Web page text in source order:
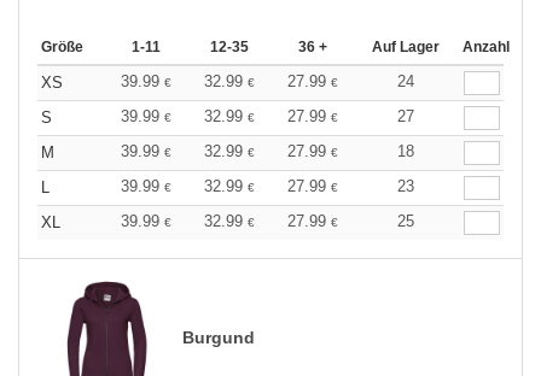
Größe 1-11 12-35 36 + Auf Lager Anzahl
XS 39.99 € 32.99 € 27.99 €
24
S
39.99 € 32.99 € 27.99 €
27
M
39.99 € 32.99 € 27.99 €
18
L
39.99 € 32.99 € 27.99 €
23
XL
39.99 € 32.99 € 27.99 € 25
Burgund